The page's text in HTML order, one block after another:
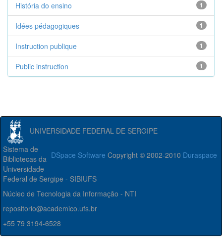
1
História do ensino
1
Idées pédagogiques
1
Instruction publique
1
Public instruction
UNIVERSIDADE FEDERAL DE SERGIPE
DSpace Software Copyright © 2002-2010 Duraspace
Sistema de
Bibliotecas da
Universidade
Federal de Sergipe - SIBIUFS
Núcleo de Tecnologia da Informação - NTI
repositorio@academico.ufs.br
+55 79 3194-6528